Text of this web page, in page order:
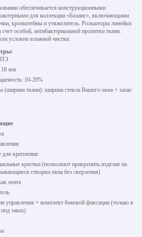
обеспечивается конструкционными
для коллекции «Баланс», включающими
кронштейны и утяжелитель. Рольшторы линейки
особой, антибактериальной пропитки ткани.
условно влажной чистки.
ПЭ
18 мм
10-20%
ткани): ширина стекла Вашего окна + запас
для крепления:
крючки (позволяют прикрепить изделие на
створки окна без сверления)
лента
управления + комплект боковой фиксации (только в
заказ)